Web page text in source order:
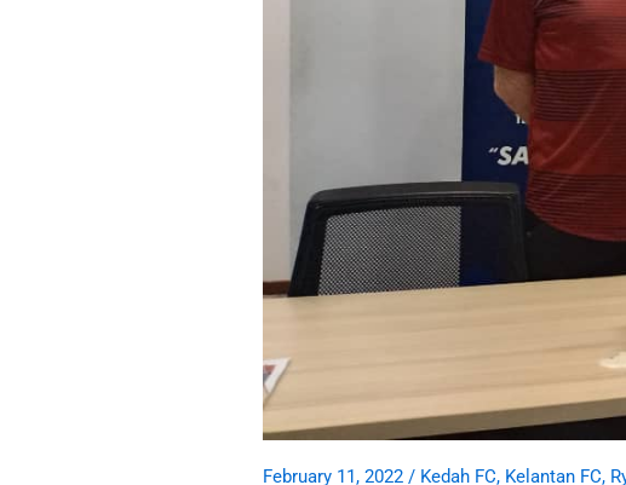
February 11, 2022 / Kedah FC, Kelantan FC,